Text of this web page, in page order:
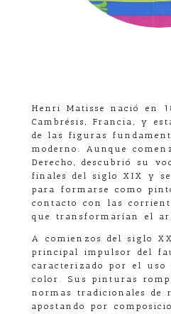
Henri Matisse
nació en
Cambrésis, Francia, y
de las figuras
moderno. Aunque
Derecho, descubrió su
finales del siglo XIX y
para formarse como
contacto con las
que transformarían el
A comienzos del siglo
principal impulsor del
caracterizado por el uso
color. Sus pinturas
normas tradicionales de
apostando por